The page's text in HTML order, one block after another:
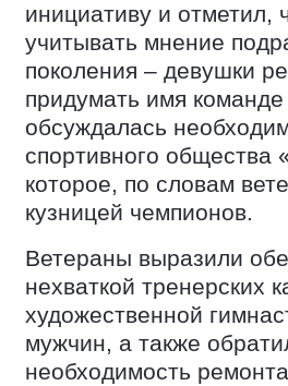
инициативу и отметил,
учитывать мнение
поколения – девушки
придумать имя
обсуждалась
спортивного общества
которое, по словам
кузницей чемпионов.
Ветераны выразили
нехваткой тренерских
художественной
мужчин, а также
необходимость